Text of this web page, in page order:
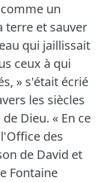
un
terre et sauver
qui jaillissait
ceux à qui
» s'était écrié
les siècles
Dieu. « En ce
des
de David et
Fontaine